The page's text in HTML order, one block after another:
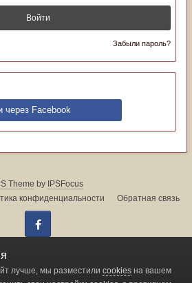
Войти
Забыли пароль?
через Facebook
Theme by IPSFocus
конфиденциальности Обратная связь
форума:
by Invision Community
лучше, мы разместили cookies на вашем